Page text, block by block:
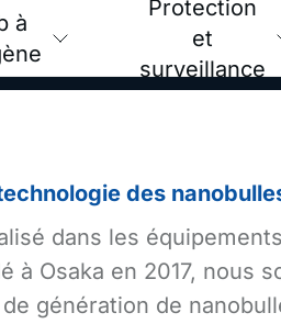
à
Protection
et
surveillance
des
dans les
Osaka en 2017, nous
génération de